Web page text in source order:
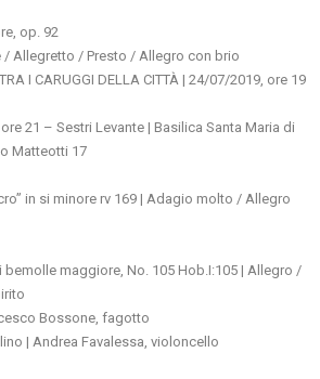
op. 92
Allegretto / Presto / Allegro con brio
I CARUGGI DELLA CITTÀ | 24/07/2019, ore 19
ore 21 – Sestri Levante | Basilica Santa Maria di
Matteotti 17
in si minore rv 169 | Adagio molto / Allegro
maggiore, No. 105 Hob.I:105 | Allegro /
Bossone, fagotto
| Andrea Favalessa, violoncello